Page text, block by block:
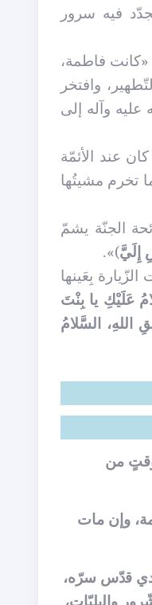
فيه سرور
«كانت فاطمة،
وافتخر
وآله إلى
عند الأئمّة
تخرم مشيتُها
الجنّة يشمّ
إِلَيَّ)».
بِعَينها
عَلَيْكِ يا بِنْتَ
اللهِ، السَّلامُ
من
ﻭﺇﻥ ﻣﺎﺕ
ﻗدّﺱ سرّه،
ﻭﺍﻟبليّات،